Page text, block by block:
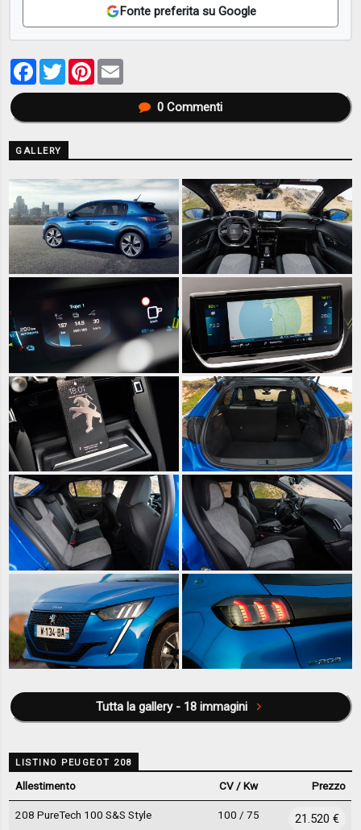
Fonte preferita su Google
Facebook
TwitterPinterest
0Commenti
GALLERY
Tutta la gallery - 18 immagini
LISTINO PEUGEOT 208
Allestimento CV / Kw Prezzo
208 PureTech 100 S&S Style 100 / 75 21.520 €